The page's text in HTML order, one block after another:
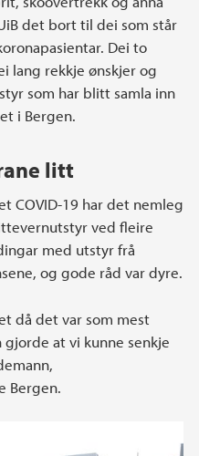
det bort til dei som står
Dei to
lang rekkje ønskjer og
som har blitt samla inn
i Bergen.
litt
COVID-19 har det nemleg
ved fleire
med utstyr frå
og gode råd var dyre.
då det var som mest
at vi kunne senkje
Bergen.